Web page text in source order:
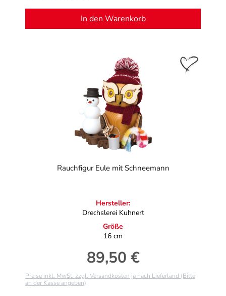
In den Warenkorb
Rauchfigur Eule mit Schneemann
Hersteller:
Drechslerei Kuhnert
Größe
16 cm
Regulärer Preis:
89,50 €
Preise inkl. MwSt. zzgl. Versandkosten ja nach Lieferland (Bitte
an der Kasse angeben)